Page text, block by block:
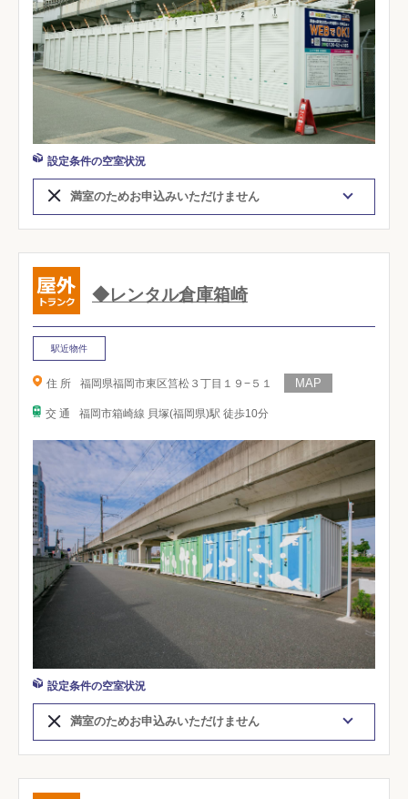
設定条件の空室状況
満室のためお申込みいただけません
◆レンタル倉庫箱崎
駅近物件
住 所 福岡県福岡市東区筥松３丁目１９−５１
交 通 福岡市箱崎線 貝塚(福岡県)駅 徒歩10分
設定条件の空室状況
満室のためお申込みいただけません